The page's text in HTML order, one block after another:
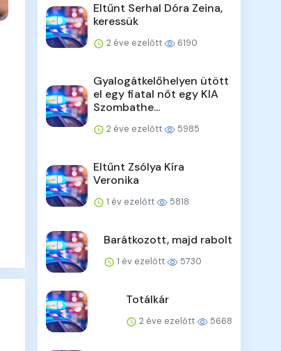
Eltűnt Serhal Dóra Zeina,
keressük
2 éve ezelőtt 6190
Gyalogátkelőhelyen ütött
el egy fiatal nőt egy KIA
Szombathe...
2 éve ezelőtt 5985
Eltűnt Zsólya Kíra
Veronika
1 év ezelőtt 5818
Barátkozott, majd rabolt
1 év ezelőtt 5730
Totálkár
2 éve ezelőtt 5668